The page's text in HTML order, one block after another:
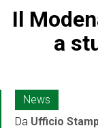
Il
a
News
Da Ufficio